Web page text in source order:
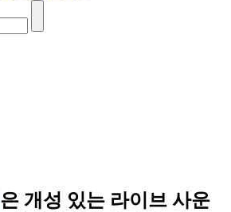
은 개성 있는 라이브 사운